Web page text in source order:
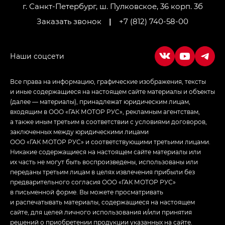
LOUNGE
Empow — Эмпау (Empow) в комплектации
г. Санкт-Петербург, ш. Пулковское, 36 корп. 3б
Заказать звонок
| +7 (812) 740-58-00
Все права на информацию, графические изображения, тексты
и иные содержащиеся на настоящем сайте материалы и объекты
(далее — материалы), принадлежат юридическим лицам,
входящим в ООО «ГАК МОТОР РУС», рекламным агентствам,
а также иным третьим в соответствии с условиями договоров,
заключенных между юридическими лицами
ООО «ГАК МОТОР РУС» и соответствующими третьими лицами.
Никакие содержащиеся на настоящем сайте материалы или
их часть не могут быть воспроизведены, использованы или
переданы третьим лицам в целях извлечения прибыли без
предварительного согласия ООО «ГАК МОТОР РУС»
в письменной форме. Вы можете просматривать
и распечатывать материалы, содержащиеся на настоящем
сайте, для целей личного использования и/или принятия
решений о приобретении продукции указанных на сайте.